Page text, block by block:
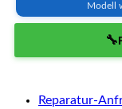
Modell
🔧
Reparatur-